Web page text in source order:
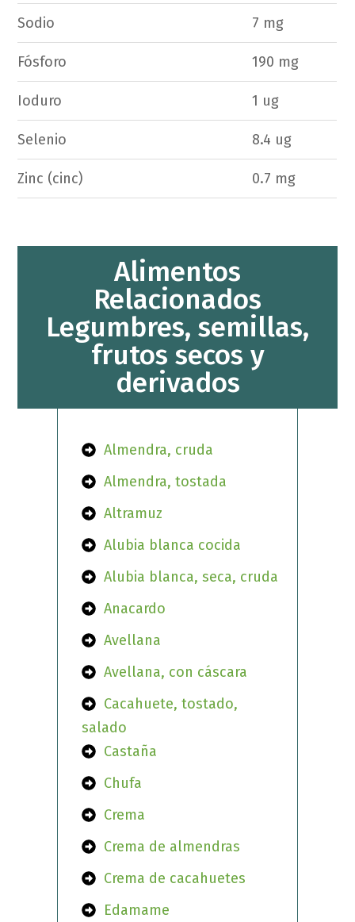
Sodio 7 mg
Fósforo 190 mg
Ioduro 1 ug
Selenio 8.4 ug
Zinc (cinc) 0.7 mg
Alimentos
Relacionados
Legumbres, semillas,
frutos secos y
derivados
Almendra, cruda
Almendra, tostada
Altramuz
Alubia blanca cocida
Alubia blanca, seca, cruda
Anacardo
Avellana
Avellana, con cáscara
Cacahuete, tostado,
salado
Castaña
Chufa
Crema
Crema de almendras
Crema de cacahuetes
Edamame